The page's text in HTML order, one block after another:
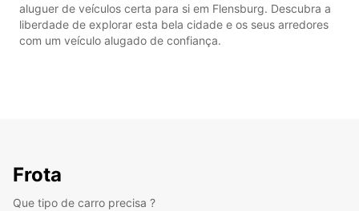
aluguer de veículos certa para si em Flensburg. Descubra a
liberdade de explorar esta bela cidade e os seus arredores
com um veículo alugado de confiança.
Frota
Que tipo de carro precisa ?